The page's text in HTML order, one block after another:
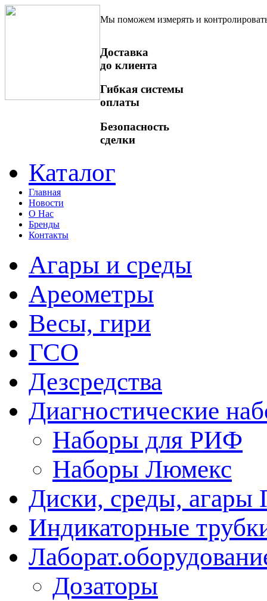
Мы поможем измерять и
Доставка
до клиента
Гибкая системы
оплаты
Безопасность
сделки
Каталог
Главная
Новости
О Нас
Бренды
Контакты
Агары и среды
Ареометры
Весы, гири
ГСО
Дезсредства
Диагностические
Наборы для РИФ
Наборы Люмекс
Диски, среды, агары
Индикаторные
Дозаторы